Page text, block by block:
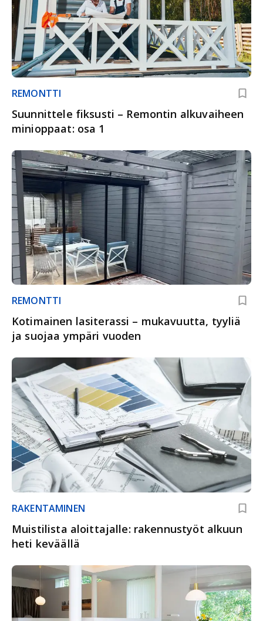
REMONTTI
Suunnittele fiksusti – Remontin alkuvaiheen
minioppaat: osa 1
REMONTTI
Kotimainen lasiterassi – mukavuutta, tyyliä
ja suojaa ympäri vuoden
RAKENTAMINEN
Muistilista aloittajalle: rakennustyöt alkuun
heti keväällä